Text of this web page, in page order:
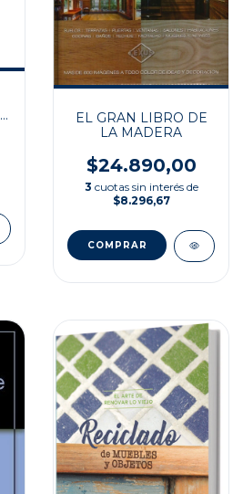
EL GRAN LIBRO DE
LA MADERA
$24.890,00
3 cuotas sin interés de
$8.296,67